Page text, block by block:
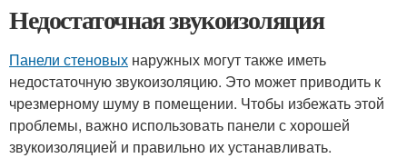
Недостаточная звукоизоляция
Панели стеновых наружных могут также иметь
недостаточную звукоизоляцию. Это может приводить к
чрезмерному шуму в помещении. Чтобы избежать этой
проблемы, важно использовать панели с хорошей
звукоизоляцией и правильно их устанавливать.